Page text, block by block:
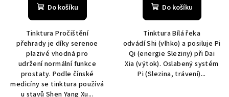
Do košíku
Tinktura Pročištění
přehrady je díky serenoe
plazivé vhodná pro
udržení normální funkce
prostaty. Podle čínské
medicíny se tinktura používá
u stavů Shen Yang Xu...
Do košíku
Tinktura Bílá řeka
odvádí Shi (vlhko) a posiluje Pi
Qi (energie Sleziny) při Dai
Xia (výtok). Oslabený systém
Pi (Slezina, trávení)...